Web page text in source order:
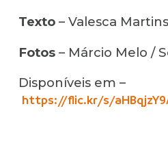
Texto– Valesca
Fotos– Márcio Melo /
Disponíveis em –
https://flic.kr/s/